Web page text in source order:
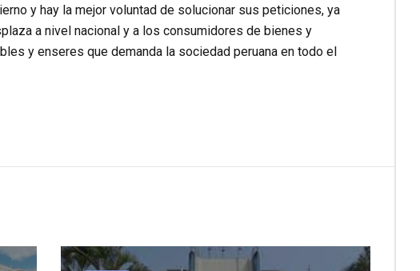
y hay la mejor voluntad de solucionar sus peticiones, ya
a nivel nacional y a los consumidores de bienes y
y enseres que demanda la sociedad peruana en todo el